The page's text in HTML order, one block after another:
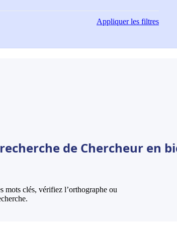
Appliquerles filtres
de Chercheur en
mots clés, vérifiez l’orthographe ou